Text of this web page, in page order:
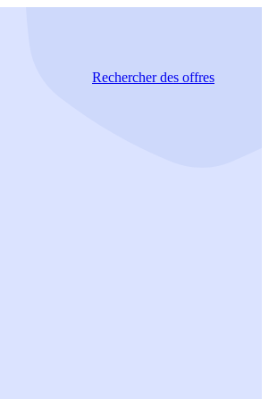
Rechercherdes offres